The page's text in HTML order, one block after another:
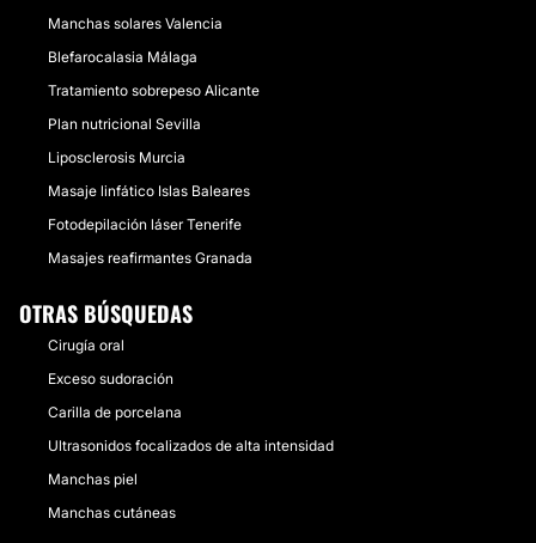
Manchas solares Valencia
Blefarocalasia Málaga
Tratamiento sobrepeso Alicante
Plan nutricional Sevilla
Liposclerosis Murcia
Masaje linfático Islas Baleares
Fotodepilación láser Tenerife
Masajes reafirmantes Granada
OTRAS BÚSQUEDAS
Cirugía oral
Exceso sudoración
Carilla de porcelana
Ultrasonidos focalizados de alta intensidad
Manchas piel
Manchas cutáneas